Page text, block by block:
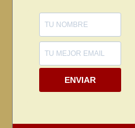
ENVIAR